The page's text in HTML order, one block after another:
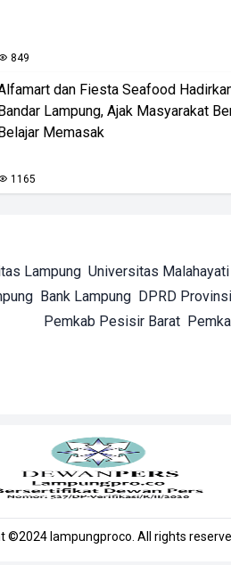
849
dan Fiesta Seafood
Lampung, Ajak Masyarakat
Memasak
1165
Lampung Universitas Malahayati
Bank Lampung DPRD
Pemkab Pesisir Barat
©2024 lampungproco. All rights